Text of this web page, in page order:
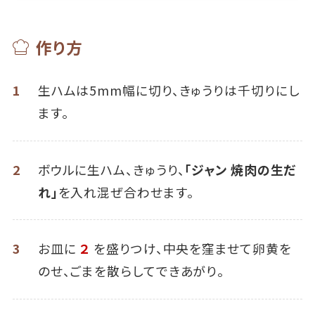
作り方
1
生ハムは5mm幅に切り、きゅうりは千切りにし
ます。
2 ボウルに生ハム、きゅうり、 「ジャン 焼肉の生だ
れ」を入れ混ぜ合わせます。
3 お皿に ２ を盛りつけ、中央を窪ませて卵黄を
のせ、ごまを散らしてできあがり。